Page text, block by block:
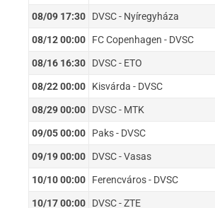
08/09 17:30 DVSC - Nyíregyháza
08/12 00:00 FC Copenhagen - DVSC
08/16 16:30 DVSC - ETO
08/22 00:00 Kisvárda - DVSC
08/29 00:00 DVSC - MTK
09/05 00:00 Paks - DVSC
09/19 00:00 DVSC - Vasas
10/10 00:00 Ferencváros - DVSC
10/17 00:00 DVSC - ZTE